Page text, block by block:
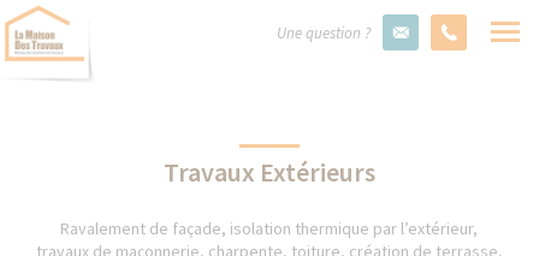
Une question ?
Travaux Extérieurs
Ravalement de façade, isolation thermique par l’extérieur,
travaux de maçonnerie, charpente, toiture, création de terrasse,